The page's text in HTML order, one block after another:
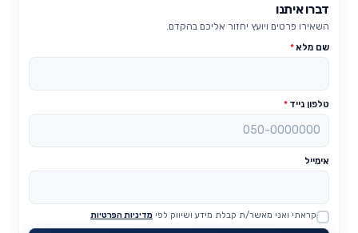
דברו איתנו
השאירו פרטים ויועץ יחזור אליכם בהקדם.
שם מלא*
טלפון נייד *
אימייל
Website
קראתי ואני מאשר/ת קבלת מידע ושיווק לפי מדיניות הפרטיות